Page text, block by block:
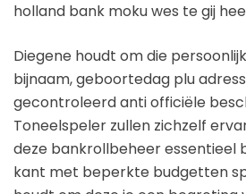
holland bank moku wes te gij
Diegene houdt om die
bijnaam, geboortedag plu
gecontroleerd anti officiële
Toneelspeler zullen zichzelf
deze bankrollbeheer essentieel
kant met beperkte budgetten